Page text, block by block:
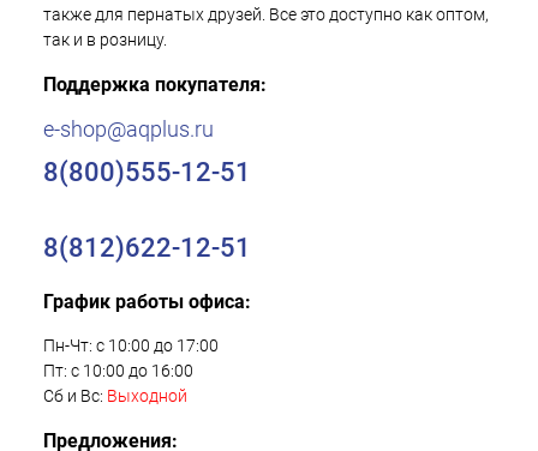
также для пернатых друзей. Все это доступно как оптом,
так и в розницу.
Поддержка покупателя:
e-shop@aqplus.ru
8(800)555-12-51
8(812)622-12-51
График работы офиса:
Пн-Чт: с 10:00 до 17:00
Пт: с 10:00 до 16:00
Сб и Вс: Выходной
Предложения: